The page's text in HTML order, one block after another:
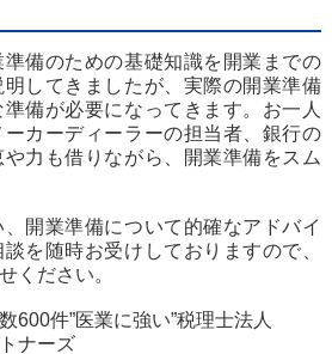
備のための基礎知識を開業までの
してきましたが、実際の開業準備
備が必要になってきます。お一人
カーディーラーの担当者、銀行の
力も借りながら、開業準備をスム
開業準備について的確なアドバイ
を随時お受けしておりますので、
ください。
600件”医業に強い”税理士法人
ナーズ